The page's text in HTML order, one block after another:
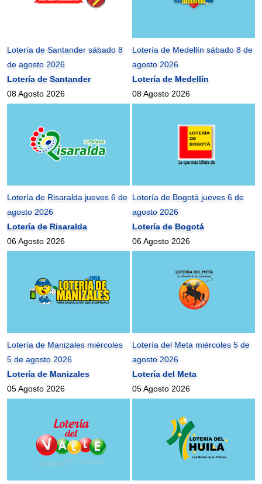
Lotería de Santander sábado 8
de agosto 2026
Lotería de Santander
08 Agosto 2026
Lotería de Medellín sábado 8 de
agosto 2026
Lotería de Medellín
08 Agosto 2026
Lotería de Risaralda jueves 6 de
agosto 2026
Lotería de Risaralda
06 Agosto 2026
Lotería de Bogotá jueves 6 de
agosto 2026
Lotería de Bogotá
06 Agosto 2026
Lotería de Manizales miércoles
5 de agosto 2026
Lotería de Manizales
05 Agosto 2026
Lotería del Meta miércoles 5 de
agosto 2026
Lotería del Meta
05 Agosto 2026